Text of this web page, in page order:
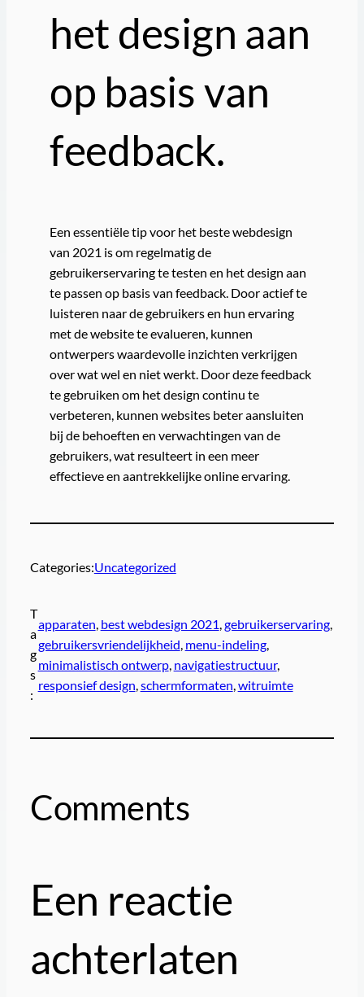
het design aan
op basis van
feedback.
Een essentiële tip voor het beste webdesign
van 2021 is om regelmatig de
gebruikerservaring te testen en het design aan
te passen op basis van feedback. Door actief te
luisteren naar de gebruikers en hun ervaring
met de website te evalueren, kunnen
ontwerpers waardevolle inzichten verkrijgen
over wat wel en niet werkt. Door deze feedback
te gebruiken om het design continu te
verbeteren, kunnen websites beter aansluiten
bij de behoeften en verwachtingen van de
gebruikers, wat resulteert in een meer
effectieve en aantrekkelijke online ervaring.
Categories:Uncategorized
T
a
g
s
:
apparaten best webdesign 2021 gebruikerservaring
gebruikersvriendelijkheid menu-indeling
minimalistisch ontwerp, navigatiestructuur
responsief design schermformaten witruimte
Comments
Een reactie
achterlaten